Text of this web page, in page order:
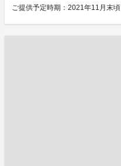
ご提供予定時期：2021年11月末頃